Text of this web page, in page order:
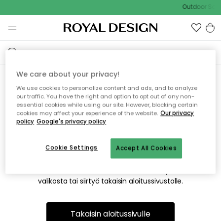
Outdoor
Emme valitettavasti löydä
etsimääsi sivua
Tämä voi johtua siitä, että sivua ei enää ole tai siitä, että se
on siirretty muualle. Pahoittelemme tästä mahdollisesti
valikosta tai siirtyä takaisin aloitussivustolle.
Takaisin aloitussivulle
We care about your privacy!
We use cookies to personalize content and ads, and to analyze
our traffic. You have the right and option to opt out of any non-
essential cookies while using our site. However, blocking certain
cookies may affect your experience of the website. Our privacy
policy Google's privacy policy
Accept All Cookies
Cookie Settings